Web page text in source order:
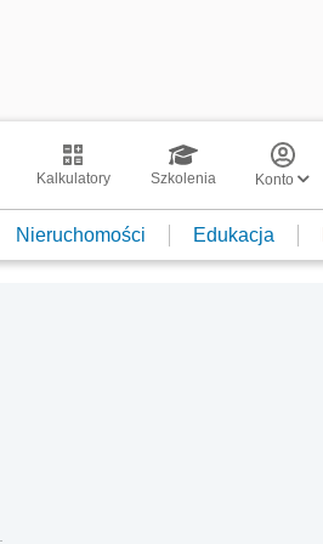
Kalkulatory Szkolenia Konto
Nieruchomości Edukacja